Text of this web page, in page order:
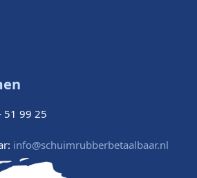
51 99 25
info@schuimrubberbetaalbaar.nl